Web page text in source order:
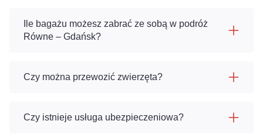
Ile bagażu możesz zabrać ze sobą w podróż
Równe – Gdańsk?
Czy można przewozić zwierzęta?
Czy istnieje usługa ubezpieczeniowa?